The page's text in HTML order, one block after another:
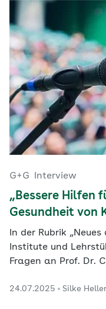
G+G Interview
„Bessere Hilfen
Gesundheit von
In der Rubrik
Institute und
Fragen an Prof. Dr.
24.07.2025 Silke